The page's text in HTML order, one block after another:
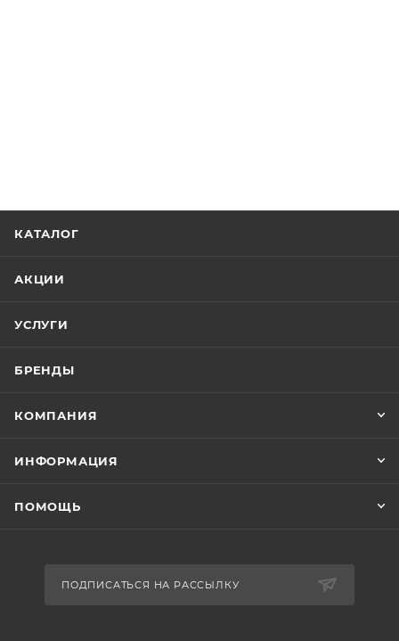
КАТАЛОГ
АКЦИИ
УСЛУГИ
БРЕНДЫ
КОМПАНИЯ
ИНФОРМАЦИЯ
ПОМОЩЬ
ПОДПИСАТЬСЯ НА РАССЫЛКУ